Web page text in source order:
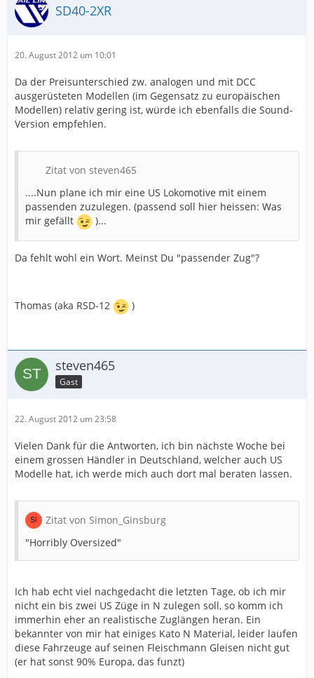
SD40-2XR
20. August 2012 um 10:01
Da der Preisunterschied zw. analogen und mit DCC
ausgerüsteten Modellen (im Gegensatz zu europäischen
Modellen) relativ gering ist, würde ich ebenfalls die Sound-
Version empfehlen.
Zitat von steven465
....Nun plane ich mir eine US Lokomotive mit einem
passenden zuzulegen. (passend soll hier heissen: Was
mir gefällt
)...
Da fehlt wohl ein Wort. Meinst Du "passender Zug"?
Thomas (aka RSD-12 )
steven465
Gast
22. August 2012 um 23:58
Vielen Dank für die Antworten, ich bin nächste Woche bei
einem grossen Händler in Deutschland, welcher auch US
Modelle hat, ich werde mich auch dort mal beraten lassen.
Zitat von Simon_Ginsburg
"Horribly Oversized"
Ich hab echt viel nachgedacht die letzten Tage, ob ich mir
nicht ein bis zwei US Züge in N zulegen soll, so komm ich
immerhin eher an realistische Zuglängen heran. Ein
bekannter von mir hat einiges Kato N Material, leider laufen
diese Fahrzeuge auf seinen Fleischmann Gleisen nicht gut
(er hat sonst 90% Europa, das funzt)